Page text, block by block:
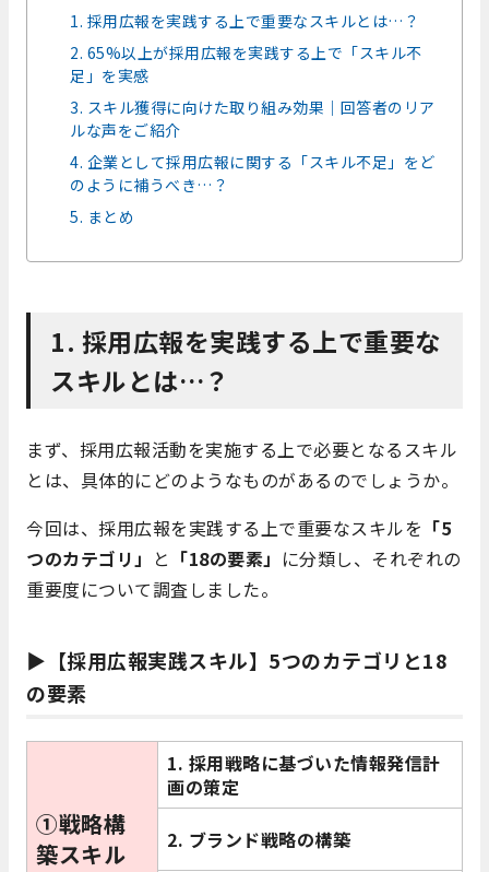
1. 採用広報を実践する上で重要なスキルとは…？
2. 65%以上が採用広報を実践する上で「スキル不
足」を実感
3. スキル獲得に向けた取り組み効果｜回答者のリア
ルな声をご紹介
4. 企業として採用広報に関する「スキル不足」をど
のように補うべき…？
5. まとめ
1. 採用広報を実践する上で重要な
スキルとは…？
まず、採用広報活動を実施する上で必要となるスキル
とは、具体的にどのようなものがあるのでしょうか。
今回は、採用広報を実践する上で重要なスキルを 「5
つのカテゴリ」 と 「18の要素」 に分類し、それぞれの
重要度について調査しました。
▶【採用広報実践スキル】5つのカテゴリと18
の要素
①戦略構
築スキル
1. 採用戦略に基づいた情報発信計
画の策定
2. ブランド戦略の構築